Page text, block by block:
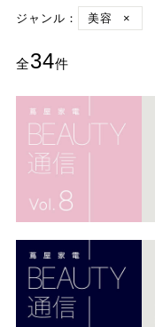
ジャンル：
美容 ×
全34件